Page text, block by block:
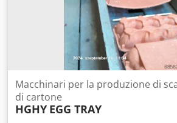
Macchinari per la produzione di
di cartone
HGHY EGG TRAY